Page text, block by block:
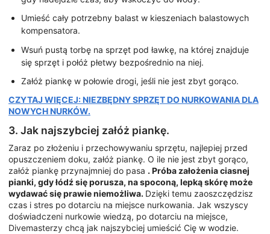
Umieść cały potrzebny balast w kieszeniach balastowych
kompensatora.
Wsuń pustą torbę na sprzęt pod ławkę, na której znajduje
się sprzęt i połóż płetwy bezpośrednio na niej.
Załóż piankę w połowie drogi, jeśli nie jest zbyt gorąco.
CZYTAJ WIĘCEJ: NIEZBĘDNY SPRZĘT DO NURKOWANIA DLA
NOWYCH NURKÓW.
3. Jak najszybciej załóż piankę.
Zaraz po złożeniu i przechowywaniu sprzętu, najlepiej przed
opuszczeniem doku, załóż piankę. O ile nie jest zbyt gorąco,
załóż piankę przynajmniej do pasa . Próba założenia ciasnej
pianki, gdy łódź się porusza, na spoconą, lepką skórę może
wydawać się prawie niemożliwa. Dzięki temu zaoszczędzisz
czas i stres po dotarciu na miejsce nurkowania. Jak wszyscy
doświadczeni nurkowie wiedzą, po dotarciu na miejsce,
Divemasterzy chcą jak najszybciej umieścić Cię w wodzie.